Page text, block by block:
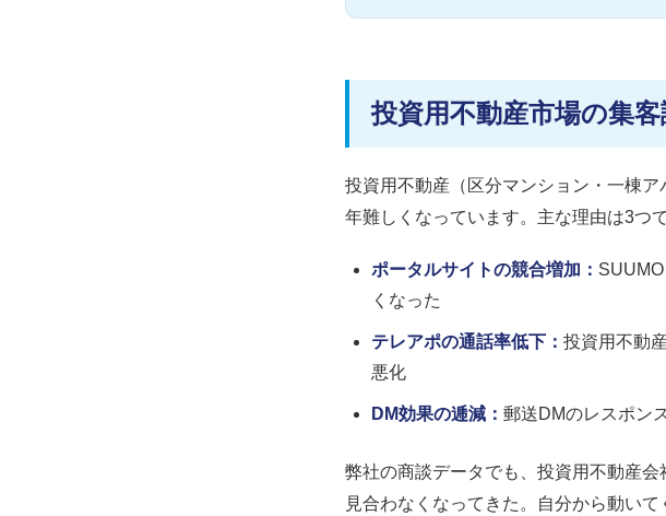
投資用不動産市場の集客
投資用不動産（区分マンション・一棟
年難しくなっています。主な理由は3つで
ポータルサイトの競合増加：
くなった
テレアポの通話率低下： 投資用不動
悪化
DM効果の逓減： 郵送DMのレスポン
弊社の商談データでも、投資用不動産
見合わなくなってきた。自分から動い